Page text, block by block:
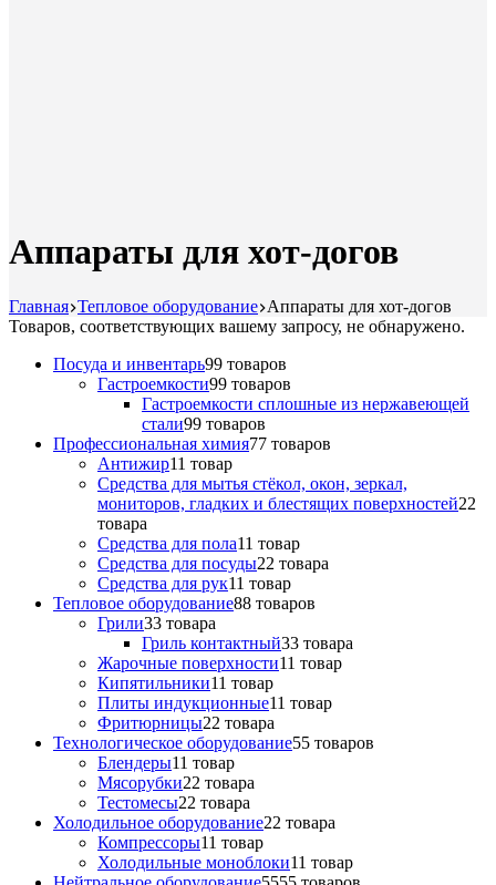
Аппараты для хот-догов
Главная Тепловое оборудование Аппараты для хот-догов
Товаров, соответствующих вашему запросу, не обнаружено.
Посуда и инвентарь99 товаров
Гастроемкости99 товаров
Гастроемкости сплошные из нержавеющей
стали99 товаров
Профессиональная химия77 товаров
Антижир11 товар
Средства для мытья стёкол, окон, зеркал,
мониторов, гладких и блестящих поверхностей22
товара
Средства для пола11 товар
Средства для посуды22 товара
Средства для рук11 товар
Тепловое оборудование88 товаров
Грили33 товара
Гриль контактный33 товара
Жарочные поверхности11 товар
Кипятильники11 товар
Плиты индукционные11 товар
Фритюрницы22 товара
Технологическое оборудование55 товаров
Блендеры11 товар
Мясорубки22 товара
Тестомесы22 товара
Холодильное оборудование22 товара
Компрессоры11 товар
Холодильные моноблоки11 товар